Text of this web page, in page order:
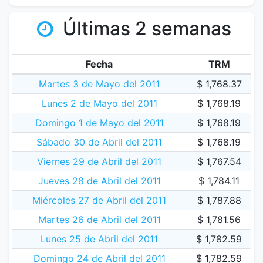
Últimas 2 semanas
Fecha
TRM
Martes 3 de Mayo del 2011
$ 1,768.37
Lunes 2 de Mayo del 2011
$ 1,768.19
Domingo 1 de Mayo del 2011
$ 1,768.19
Sábado 30 de Abril del 2011
$ 1,768.19
Viernes 29 de Abril del 2011
$ 1,767.54
Jueves 28 de Abril del 2011
$ 1,784.11
Miércoles 27 de Abril del 2011
$ 1,787.88
Martes 26 de Abril del 2011
$ 1,781.56
Lunes 25 de Abril del 2011
$ 1,782.59
Domingo 24 de Abril del 2011
$ 1,782.59